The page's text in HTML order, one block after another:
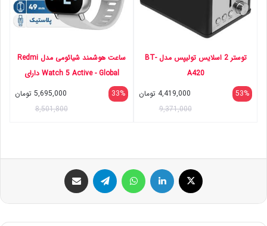
توستر 2 اسلایس تولیپس مدل BT-
A420
53%
4,419,000 تومان
9,371,000
ساعت هوشمند شیائومی مدل Redmi
Watch 5 Active - Global دارای
قابلیت های قابلیت مکالمه از طریق
بلوتوث، قابلیت تغییر طرح ساعت یا تم
33%
5,695,000 تومان
8,501,800
ایکس لینکداین تلگرام